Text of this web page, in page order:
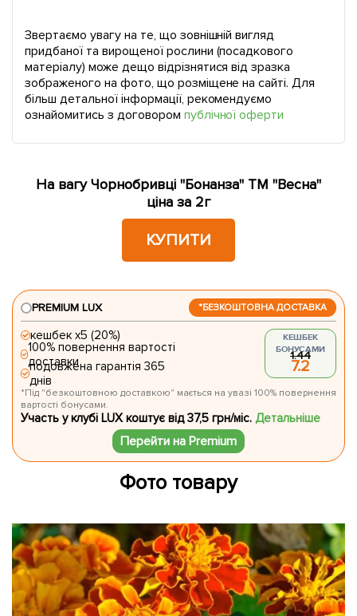
Звертаємо увагу на те, що зовнішній вигляд
придбаної та вирощеної рослини (посадкового
матеріалу) може дещо відрізнятися від зразка
зображеного на фото, що розміщене на сайті. Для
більш детальної інформації, рекомендуємо
ознайомитись з договором публічної оферти
На вагу Чорнобривці "Бонанза" ТМ "Весна"
ціна за 2г
КУПИТИ
*БЕЗКОШТОВНА ДОСТАВКА
PREMIUM LUX
кешбек х5 (20%)
100% повернення вартості
доставки
подовжена гарантія 365
днів
КЕШБЕК
БОНУСАМИ
1.44
7.2
*Під "безкоштовною доставкою" мається на увазі 100% повернення
вартості бонусами.
Участь у клубі LUX коштує від 37,5 грн/міс.Детальніше
Перейти на Premium
Фото товару